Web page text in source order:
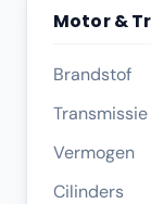
Motor &
Brandstof
Transmissie
Vermogen
Cilinders